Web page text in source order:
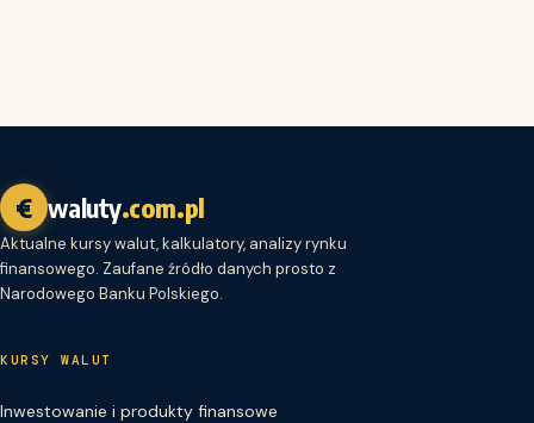
€ waluty.com.pl
Aktualne kursy walut, kalkulatory, analizy rynku
finansowego. Zaufane źródło danych prosto z
Narodowego Banku Polskiego.
KURSY WALUT
Inwestowanie i produkty finansowe